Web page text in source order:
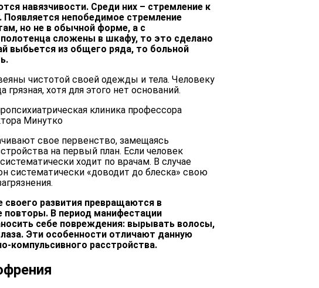
навязчивости. Среди них – стремление к
непобедимое стремление
но не в обычной форме, а с
сложены в шкафу, то это сделано
выбьется из общего ряда, то больной
чистотой своей одежды и тела. Человеку
хотя для этого нет оснований.
свое первенство, замещаясь
на первый план. Если человек
ходит по врачам. В случае
систематически «доводит до блеска» свою
своего развития превращаются в
повторы. В период манифестации
себе повреждения: вырывать волосы,
Эти особенности отличают данную
компульсивного расстройства.